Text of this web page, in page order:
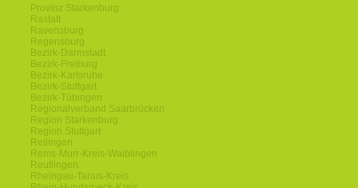
Provinz Starkenburg
Rastatt
Ravensburg
Regensburg
Bezirk-Darmstadt
Bezirk-Freiburg
Bezirk-Karlsruhe
Bezirk-Stuttgart
Bezirk-Tübingen
Regionalverband Saarbrücken
Region Starkenburg
Region Stuttgart
Reilingen
Rems-Murr-Kreis-Waiblingen
Reutlingen
Rheingau-Tanus-Kreis